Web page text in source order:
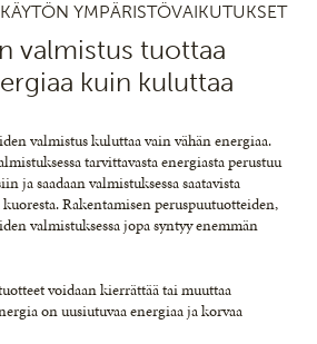
KÄYTÖN YMPÄRISTÖVAIKUTUKSET
valmistus tuottaa
kuin kuluttaa
valmistus kuluttaa vain vähän energiaa.
tarvittavasta energiasta perustuu
ja saadaan valmistuksessa saatavista
Rakentamisen peruspuutuotteiden,
valmistuksessa jopa syntyy enemmän
voidaan kierrättää tai muuttaa
on uusiutuvaa energiaa ja korvaa